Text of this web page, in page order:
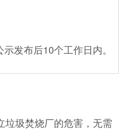
发布后10个工作日内。
垃圾焚烧厂的危害，无需